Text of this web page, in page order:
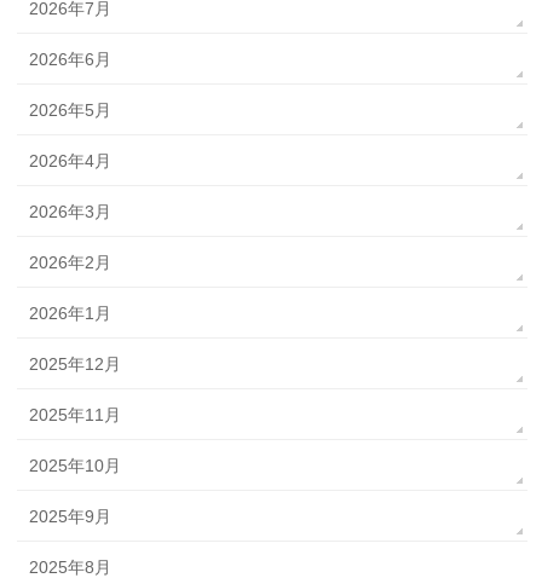
2026年7月
2026年6月
2026年5月
2026年4月
2026年3月
2026年2月
2026年1月
2025年12月
2025年11月
2025年10月
2025年9月
2025年8月